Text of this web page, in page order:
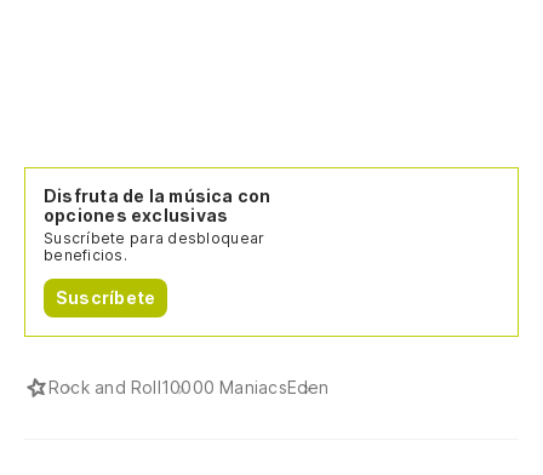
Disfruta de la música con
opciones exclusivas
Suscríbete para desbloquear
beneficios.
Suscríbete
Rock and Roll10000 ManiacsEden